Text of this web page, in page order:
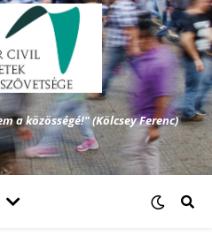
a közösségé!" (Kölcsey Ferenc)